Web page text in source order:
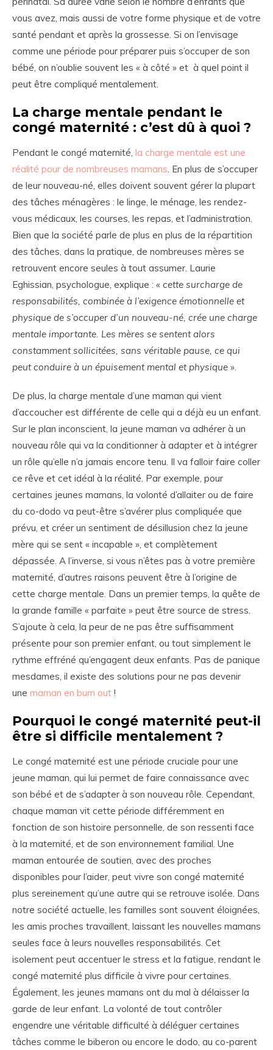
vous avez, mais aussi de votre forme physique et de votre
santé pendant et après la grossesse. Si on l’envisage
comme une période pour préparer puis s’occuper de son
bébé, on n’oublie souvent les « à côté » et à quel point il
peut être compliqué mentalement.
La charge mentale pendant le
congé maternité : c’est dû à quoi ?
Pendant le congé maternité, la charge mentale est une
réalité pour de nombreuses mamans. En plus de s’occuper
de leur nouveau-né, elles doivent souvent gérer la plupart
des tâches ménagères : le linge, le ménage, les rendez-
vous médicaux, les courses, les repas, et l’administration.
Bien que la société parle de plus en plus de la répartition
des tâches, dans la pratique, de nombreuses mères se
retrouvent encore seules à tout assumer. Laurie
Eghissian, psychologue, explique : « cette surcharge de
responsabilités, combinée à l’exigence émotionnelle et
physique de s’occuper d’un nouveau-né, crée une charge
mentale importante. Les mères se sentent alors
constamment sollicitées, sans véritable pause, ce qui
peut conduire à un épuisement mental et physique ».
De plus, la charge mentale d’une maman qui vient
d’accoucher est différente de celle qui a déjà eu un enfant.
Sur le plan inconscient, la jeune maman va adhérer à un
nouveau rôle qui va la conditionner à adapter et à intégrer
un rôle qu’elle n’a jamais encore tenu. Il va falloir faire coller
ce rêve et cet idéal à la réalité. Par exemple, pour
certaines jeunes mamans, la volonté d’allaiter ou de faire
du co-dodo va peut-être s’avérer plus compliquée que
prévu, et créer un sentiment de désillusion chez la jeune
mère qui se sent « incapable », et complètement
dépassée. A l’inverse, si vous n’êtes pas à votre première
maternité, d’autres raisons peuvent être à l’origine de
cette charge mentale. Dans un premier temps, la quête de
la grande famille « parfaite » peut être source de stress.
S’ajoute à cela, la peur de ne pas être suffisamment
présente pour son premier enfant, ou tout simplement le
rythme effréné qu’engagent deux enfants. Pas de panique
mesdames, il existe des solutions pour ne pas devenir
une maman en burn out !
Pourquoi le congé maternité peut-il
être si difficile mentalement ?
Le congé maternité est une période cruciale pour une
jeune maman, qui lui permet de faire connaissance avec
son bébé et de s’adapter à son nouveau rôle. Cependant,
chaque maman vit cette période différemment en
fonction de son histoire personnelle, de son ressenti face
à la maternité, et de son environnement familial. Une
maman entourée de soutien, avec des proches
disponibles pour l’aider, peut vivre son congé maternité
plus sereinement qu’une autre qui se retrouve isolée. Dans
notre société actuelle, les familles sont souvent éloignées,
les amis proches travaillent, laissant les nouvelles mamans
seules face à leurs nouvelles responsabilités. Cet
isolement peut accentuer le stress et la fatigue, rendant le
congé maternité plus difficile à vivre pour certaines.
Également, les jeunes mamans ont du mal à délaisser la
garde de leur enfant. La volonté de tout contrôler
engendre une véritable difficulté à déléguer certaines
tâches comme le biberon ou encore le dodo, au co-parent